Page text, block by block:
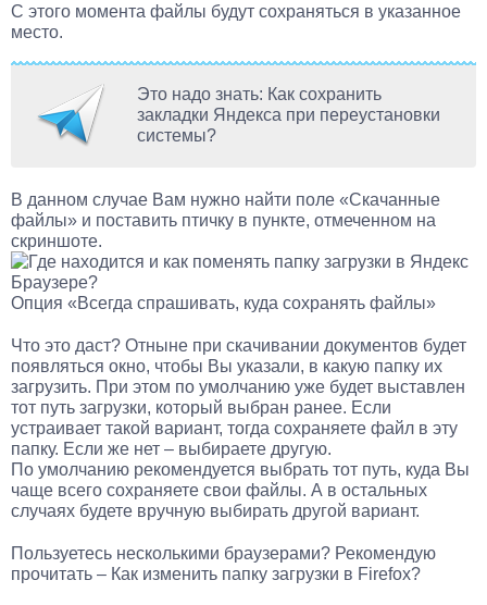
С этого момента файлы будут сохраняться в указанное
место.
Это надо знать: Как сохранить
закладки Яндекса при переустановки
системы?
В данном случае Вам нужно найти поле «Скачанные
файлы» и поставить птичку в пункте, отмеченном на
скриншоте.
Опция «Всегда спрашивать, куда сохранять файлы»
Что это даст? Отныне при скачивании документов будет
появляться окно, чтобы Вы указали, в какую папку их
загрузить. При этом по умолчанию уже будет выставлен
тот путь загрузки, который выбран ранее. Если
устраивает такой вариант, тогда сохраняете файл в эту
папку. Если же нет – выбираете другую.
По умолчанию рекомендуется выбрать тот путь, куда Вы
чаще всего сохраняете свои файлы. А в остальных
случаях будете вручную выбирать другой вариант.
Пользуетесь несколькими браузерами? Рекомендую
прочитать – Как изменить папку загрузки в Firefox?